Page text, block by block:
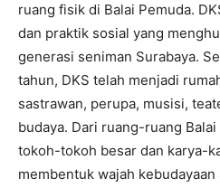
ruang fisik di Balai Pemuda.
dan praktik sosial yang
generasi seniman Surabaya.
tahun, DKS telah menjadi
sastrawan, perupa, musisi,
budaya. Dari ruang-ruang
tokoh-tokoh besar dan karya-
membentuk wajah